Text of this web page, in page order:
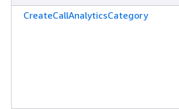
CreateCallAnalyticsCategory